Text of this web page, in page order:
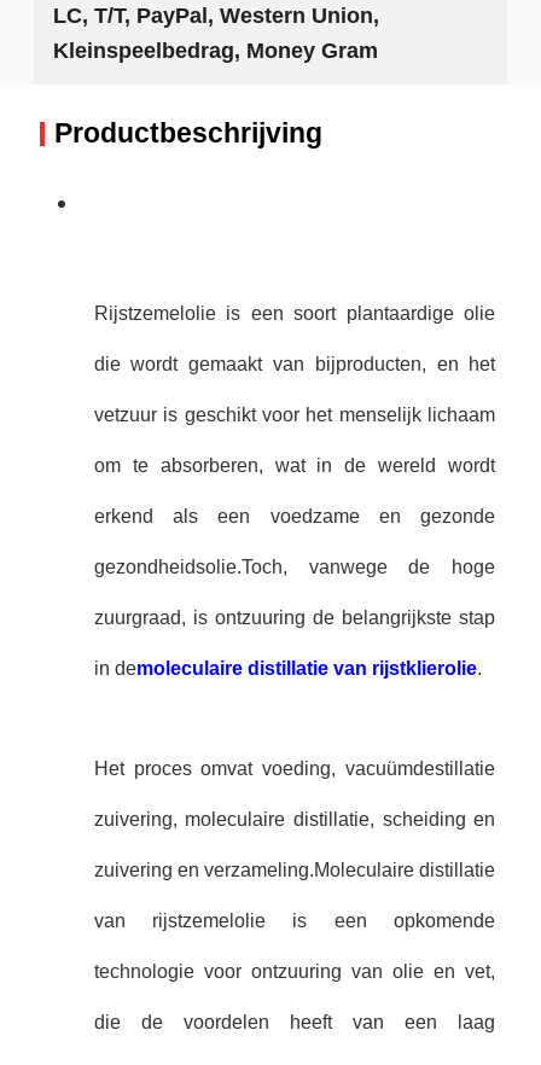
LC, T/T, PayPal, Western Union,
Kleinspeelbedrag, Money Gram
Productbeschrijving
Rijstzemelolie is een soort plantaardige olie
die wordt gemaakt van bijproducten, en het
vetzuur is geschikt voor het menselijk lichaam
om te absorberen, wat in de wereld wordt
erkend als een voedzame en gezonde
gezondheidsolie.Toch, vanwege de hoge
zuurgraad, is ontzuuring de belangrijkste stap
in demoleculaire distillatie van rijstklierolie.
Het proces omvat voeding, vacuümdestillatie
zuivering, moleculaire distillatie, scheiding en
zuivering en verzameling.Moleculaire distillatie
van rijstzemelolie is een opkomende
technologie voor ontzuuring van olie en vet,
die de voordelen heeft van een laag